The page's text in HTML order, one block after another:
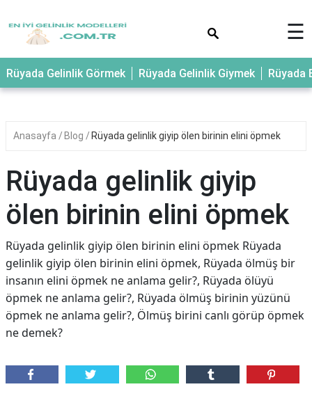
☰
Rüyada Gelinlik Görmek Rüyada Gelinlik Giymek Rüyada
Anasayfa Blog Rüyada gelinlik giyip ölen birinin elini öpmek
Rüyada gelinlik giyip
ölen birinin elini öpmek
Rüyada gelinlik giyip ölen birinin elini öpmek Rüyada
gelinlik giyip ölen birinin elini öpmek, Rüyada ölmüş bir
insanın elini öpmek ne anlama gelir?, Rüyada ölüyü
öpmek ne anlama gelir?, Rüyada ölmüş birinin yüzünü
öpmek ne anlama gelir?, Ölmüş birini canlı görüp öpmek
ne demek?